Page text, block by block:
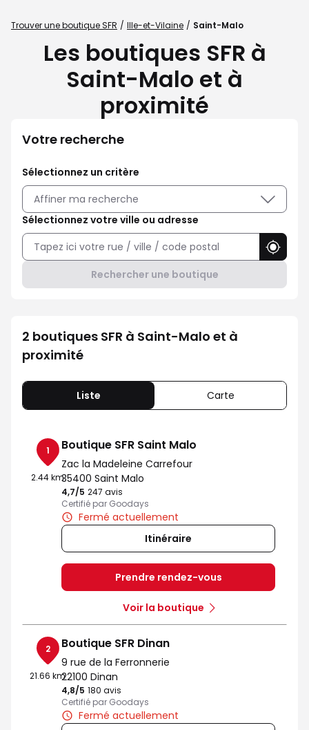
Trouver une boutique SFR Ille-et-Vilaine Saint-Malo
Les boutiques SFR à
Saint-Malo et à
proximité
Votre recherche
Sélectionnez un critère
Affiner ma recherche
Sélectionnez votre ville ou adresse
Rechercher une boutique
2 boutiques SFR à Saint-Malo et à
proximité
Liste Carte
1
2.44 km
Boutique SFR Saint Malo
Zac la Madeleine Carrefour
35400 Saint Malo
4,7/5 Note de 4.7 sur 5
247 avis
Certifié par Goodays
Fermé actuellement
Itinéraire
Prendre rendez-vous
Voir la boutique
2
21.66 km
Boutique SFR Dinan
9 rue de la Ferronnerie
22100 Dinan
4,8/5 Note de 4.8 sur 5
180 avis
Certifié par Goodays
Fermé actuellement